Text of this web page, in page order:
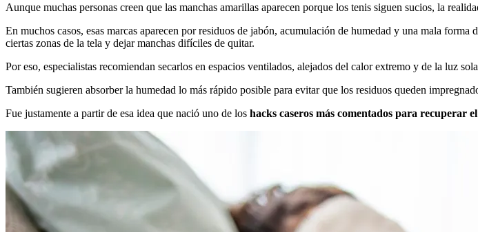
Aunque muchas personas creen que las manchas amarillas aparecen porque los tenis siguen sucios, la
En muchos casos, esas marcas aparecen por residuos de jabón, acumulación de humedad y una mala
ciertas zonas de la tela y dejar manchas difíciles de quitar.
Por eso, especialistas recomiendan secarlos en espacios ventilados, alejados del calor extremo y de la luz
También sugieren absorber la humedad lo más rápido posible para evitar que los residuos queden
Fue justamente a partir de esa idea que nació uno de los hacks caseros más comentados para recuperar